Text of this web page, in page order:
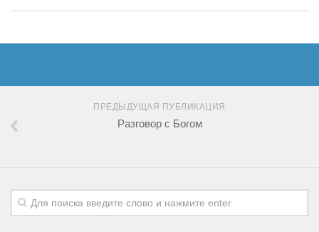
ПРЕДЫДУЩАЯ ПУБЛИКАЦИЯ
Разговор с Богом